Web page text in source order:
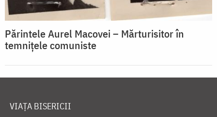
Părintele Aurel Macovei – Mărturisitor în
temnițele comuniste
VIAȚA BISERICII